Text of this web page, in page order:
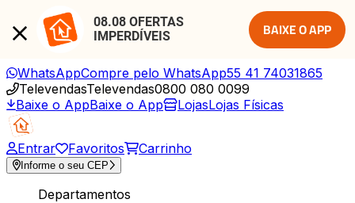
08.08 OFERTAS
IMPERDÍVEIS
BAIXE O APP
WhatsAppCompre pelo WhatsApp55 41 74031865
TelevendasTelevendas0800 080 0099
Baixe o AppBaixe o App LojasLojas Físicas
Entrar Favoritos Carrinho
Informe o seu CEP
Departamentos